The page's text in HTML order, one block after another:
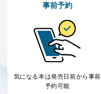
事前予約
気になる本は発売日前から事前
予約可能